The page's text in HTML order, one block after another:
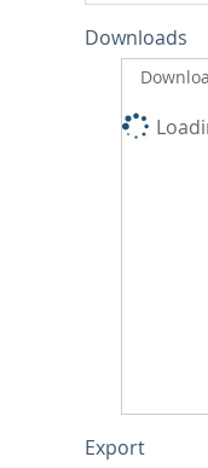
Downloads
Export